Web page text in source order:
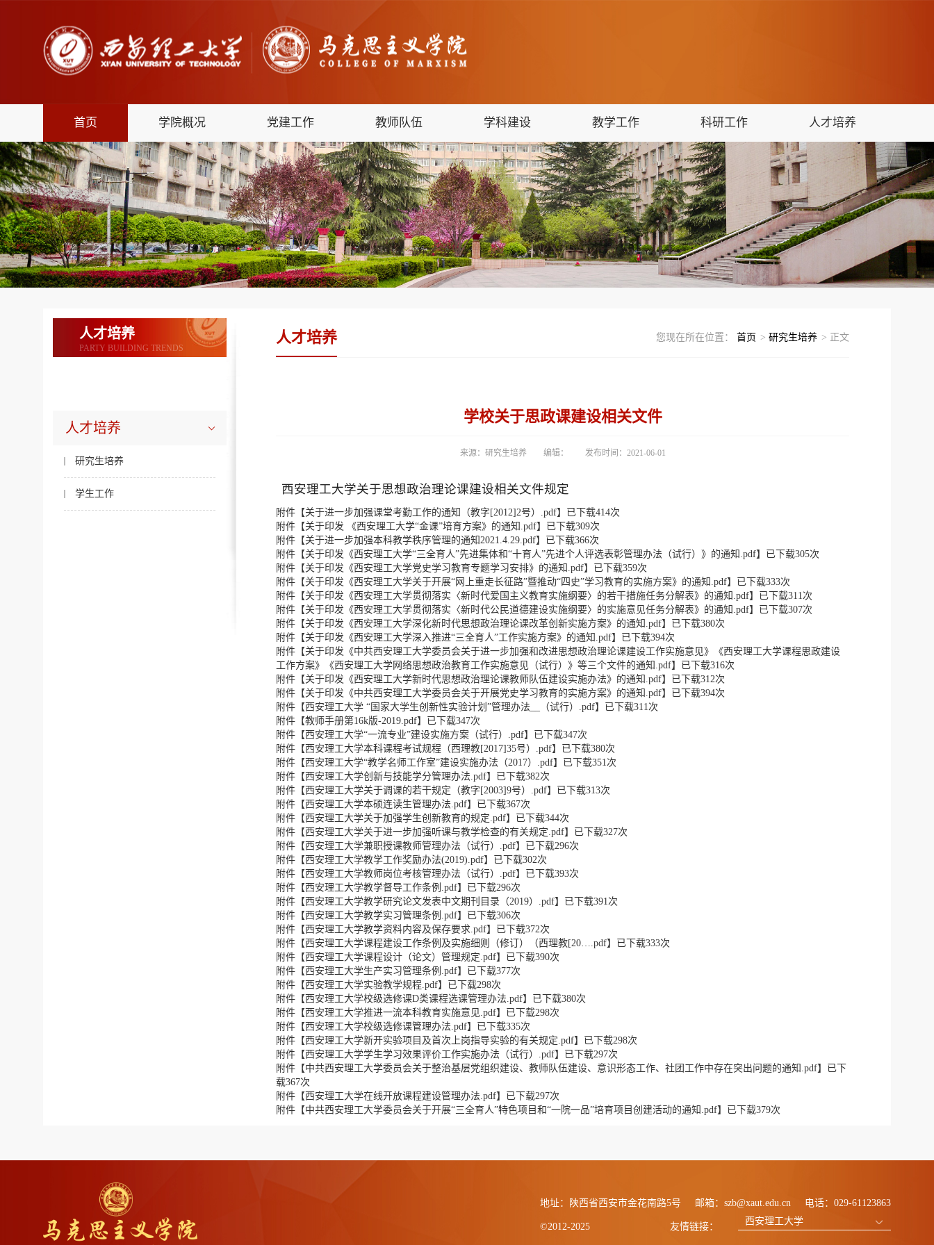
首页 学院概况 党建工作 教师队伍 学科建设 教学工作 科研工作 人才培养
人才培养
PARTY BUILDING TRENDS
人才培养
研究生培养
学生工作
人才培养 您现在所在位置： 首页 > 研究生培养 > 正文
学校关于思政课建设相关文件
来源：研究生培养 编辑： 发布时间：2021-06-01
西安理工大学关于思想政治理论课建设相关文件规定
附件【关于进一步加强课堂考勤工作的通知（教字[2012]2号）.pdf】已下载414次
附件【关于印发 《西安理工大学“金课”培育方案》的通知.pdf】已下载309次
附件【关于进一步加强本科教学秩序管理的通知2021.4.29.pdf】已下载366次
附件【关于印发《西安理工大学“三全育人”先进集体和“十育人”先进个人评选表彰管理办法（试行）》的通知.pdf】已下载305次
附件【关于印发《西安理工大学党史学习教育专题学习安排》的通知.pdf】已下载359次
附件【关于印发《西安理工大学关于开展“网上重走长征路”暨推动“四史”学习教育的实施方案》的通知.pdf】已下载333次
附件【关于印发《西安理工大学贯彻落实〈新时代爱国主义教育实施纲要〉的若干措施任务分解表》的通知.pdf】已下载311次
附件【关于印发《西安理工大学贯彻落实〈新时代公民道德建设实施纲要〉的实施意见任务分解表》的通知.pdf】已下载307次
附件【关于印发《西安理工大学深化新时代思想政治理论课改革创新实施方案》的通知.pdf】已下载380次
附件【关于印发《西安理工大学深入推进“三全育人”工作实施方案》的通知.pdf】已下载394次
附件【关于印发《中共西安理工大学委员会关于进一步加强和改进思想政治理论课建设工作实施意见》《西安理工大学课程思政建设
工作方案》《西安理工大学网络思想政治教育工作实施意见（试行）》等三个文件的通知.pdf】已下载316次
附件【关于印发《西安理工大学新时代思想政治理论课教师队伍建设实施办法》的通知.pdf】已下载312次
附件【关于印发《中共西安理工大学委员会关于开展党史学习教育的实施方案》的通知.pdf】已下载394次
附件【西安理工大学 “国家大学生创新性实验计划”管理办法__（试行）.pdf】已下载311次
附件【教师手册第16k版-2019.pdf】已下载347次
附件【西安理工大学“一流专业”建设实施方案（试行）.pdf】已下载347次
附件【西安理工大学本科课程考试规程（西理教[2017]35号）.pdf】已下载380次
附件【西安理工大学“教学名师工作室”建设实施办法（2017）.pdf】已下载351次
附件【西安理工大学创新与技能学分管理办法.pdf】已下载382次
附件【西安理工大学关于调课的若干规定（教字[2003]9号）.pdf】已下载313次
附件【西安理工大学本硕连读生管理办法.pdf】已下载367次
附件【西安理工大学关于加强学生创新教育的规定.pdf】已下载344次
附件【西安理工大学关于进一步加强听课与教学检查的有关规定.pdf】已下载327次
附件【西安理工大学兼职授课教师管理办法（试行）.pdf】已下载296次
附件【西安理工大学教学工作奖励办法(2019).pdf】已下载302次
附件【西安理工大学教师岗位考核管理办法（试行）.pdf】已下载393次
附件【西安理工大学教学督导工作条例.pdf】已下载296次
附件【西安理工大学教学研究论文发表中文期刊目录（2019）.pdf】已下载391次
附件【西安理工大学教学实习管理条例.pdf】已下载306次
附件【西安理工大学教学资料内容及保存要求.pdf】已下载372次
附件【西安理工大学课程建设工作条例及实施细则（修订）（西理教[20….pdf】已下载333次
附件【西安理工大学课程设计（论文）管理规定.pdf】已下载390次
附件【西安理工大学生产实习管理条例.pdf】已下载377次
附件【西安理工大学实验教学规程.pdf】已下载298次
附件【西安理工大学校级选修课D类课程选课管理办法.pdf】已下载380次
附件【西安理工大学推进一流本科教育实施意见.pdf】已下载298次
附件【西安理工大学校级选修课管理办法.pdf】已下载335次
附件【西安理工大学新开实验项目及首次上岗指导实验的有关规定.pdf】已下载298次
附件【西安理工大学学生学习效果评价工作实施办法（试行）.pdf】已下载297次
附件【中共西安理工大学委员会关于整治基层党组织建设、教师队伍建设、意识形态工作、社团工作中存在突出问题的通知.pdf】已下
载367次
附件【西安理工大学在线开放课程建设管理办法.pdf】已下载297次
附件【中共西安理工大学委员会关于开展“三全育人”特色项目和“一院一品”培育项目创建活动的通知.pdf】已下载379次
地址：陕西省西安市金花南路5号 邮箱：szb@xaut.edu.cn 电话：029-61123863
©2012-2025 友情链接：
西安理工大学